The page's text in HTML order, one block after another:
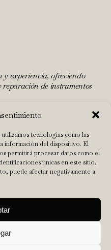
tecnologías como las
información del dispositivo. El
permitirá procesar datos como el
únicas en este sitio.
puede afectar negativamente a
experiencia, ofreciendo
reparación de instrumentos